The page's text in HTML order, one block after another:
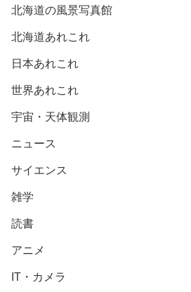
北海道の風景写真館
北海道あれこれ
日本あれこれ
世界あれこれ
宇宙・天体観測
ニュース
サイエンス
雑学
読書
アニメ
IT・カメラ